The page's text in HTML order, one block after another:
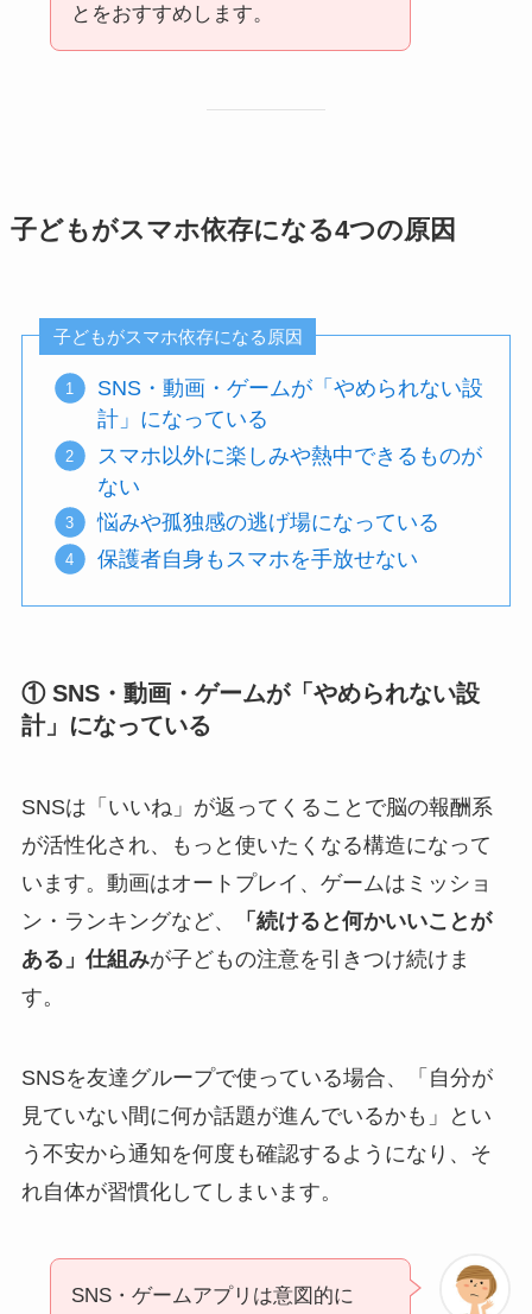
とをおすすめします。
子どもがスマホ依存になる4つの原因
子どもがスマホ依存になる原因
SNS・動画・ゲームが「やめられない設
計」になっている
スマホ以外に楽しみや熱中できるものが
ない
悩みや孤独感の逃げ場になっている
保護者自身もスマホを手放せない
① SNS・動画・ゲームが「やめられない設
計」になっている
SNSは「いいね」が返ってくることで脳の報酬系
が活性化され、もっと使いたくなる構造になって
います。動画はオートプレイ、ゲームはミッショ
ン・ランキングなど、
「続けると何かいいことが
ある」仕組みが子どもの注意を引きつけ続けま
す。
SNSを友達グループで使っている場合、「自分が
見ていない間に何か話題が進んでいるかも」とい
う不安から通知を何度も確認するようになり、そ
れ自体が習慣化してしまいます。
SNS・ゲームアプリは意図的に